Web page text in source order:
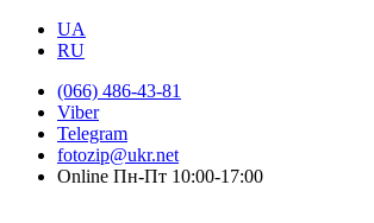
UA
RU
(066) 486-43-81
Viber
Telegram
fotozip@ukr.net
Online Пн-Пт 10:00-17:00